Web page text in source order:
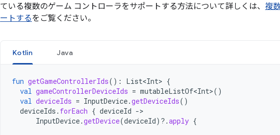
ている複数のゲーム コントローラをサポートする方法について詳しくは、 複
ートするをご覧ください。
Kotlin Java
fun getGameControllerIds(): List<Int> {
val gameControllerDeviceIds = mutableListOf<Int>()
val deviceIds = InputDevice.getDeviceIds()
deviceIds . forEach { deviceId -
InputDevice.getDevice(deviceId) ?.apply {